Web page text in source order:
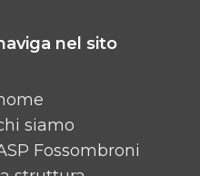
nel sito
siamo
Fossombroni